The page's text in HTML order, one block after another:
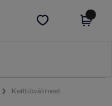
Hae sovellus
Keittiövälineet